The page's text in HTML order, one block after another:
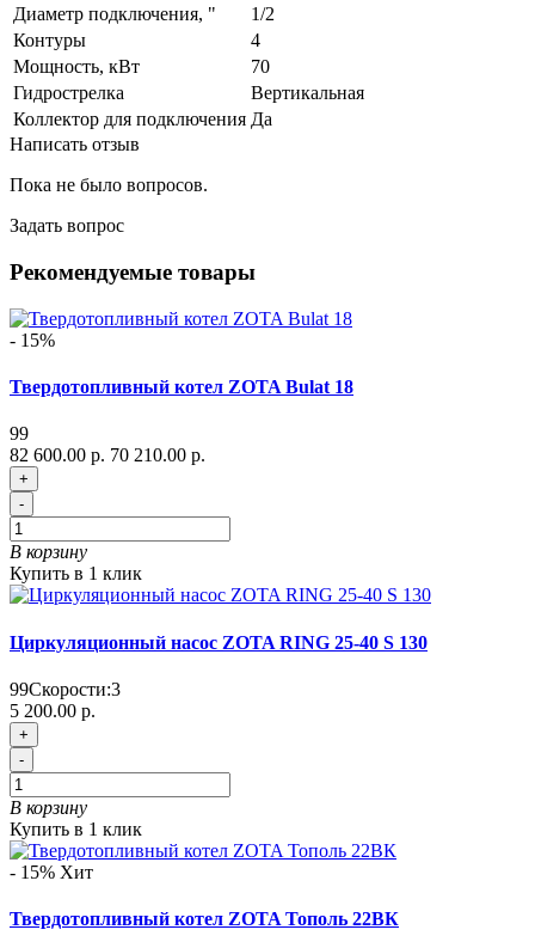
Диаметр подключения, "
1/2
Контуры
4
Мощность, кВт
70
Гидрострелка
Вертикальная
Коллектор для подключения Да
Написать отзыв
Пока не было вопросов.
Задать вопрос
Рекомендуемые товары
- 15%
Твердотопливный котел ZOTA Bulat 18
99
82 600.00 р. 70 210.00 р.
+
-
В корзину
Купить в 1 клик
Циркуляционный насос ZOTA RING 25-40 S 130
99Скорости:3
5 200.00 р.
+
-
В корзину
Купить в 1 клик
- 15% Хит
Твердотопливный котел ZOTA Тополь 22ВК